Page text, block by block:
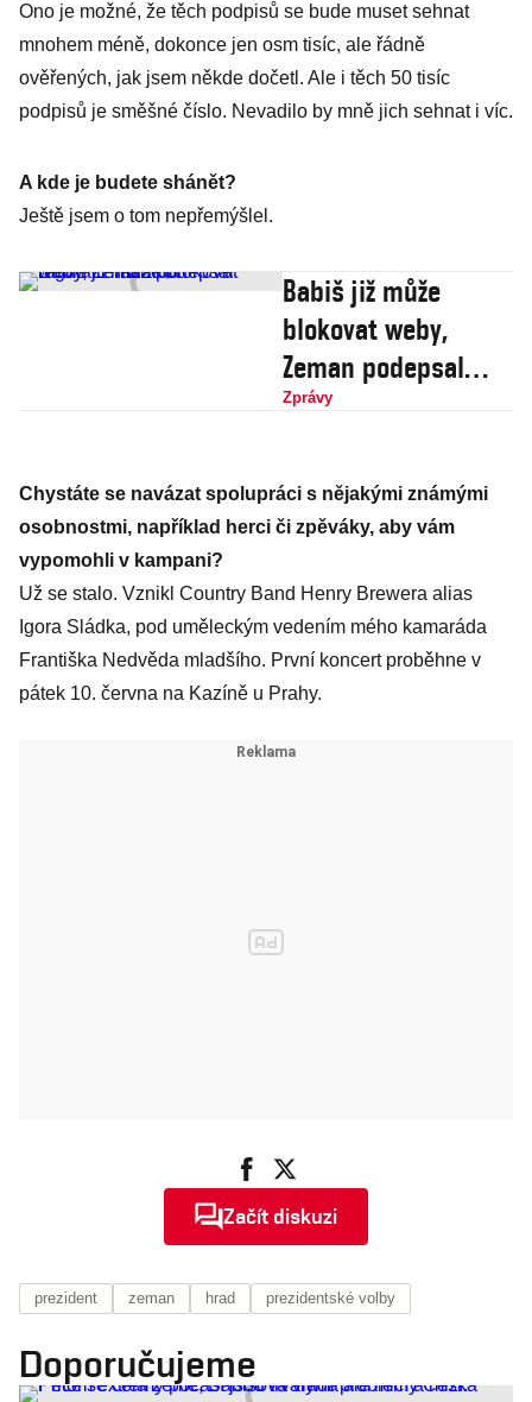
Ono je možné, že těch podpisů se bude muset sehnat
mnohem méně, dokonce jen osm tisíc, ale řádně
ověřených, jak jsem někde dočetl. Ale i těch 50 tisíc
podpisů je směšné číslo. Nevadilo by mně jich sehnat i víc.
A kde je budete shánět?
Ještě jsem o tom nepřemýšlel.
Babiš již může
blokovat weby,
Zeman podepsal
regulaci hazardu
Zprávy
Chystáte se navázat spolupráci s nějakými známými
osobnostmi, například herci či zpěváky, aby vám
vypomohli v kampani?
Už se stalo. Vznikl Country Band Henry Brewera alias
Igora Sládka, pod uměleckým vedením mého kamaráda
Františka Nedvěda mladšího. První koncert proběhne v
pátek 10. června na Kazíně u Prahy.
Začít diskuzi
prezident zeman hrad prezidentské volby
Doporučujeme